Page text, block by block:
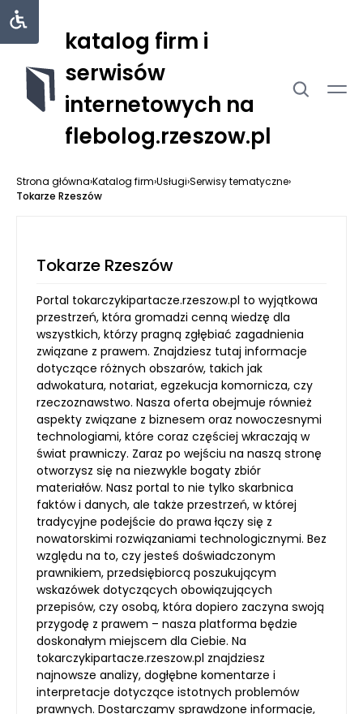
katalog firm i
serwisów
internetowych na
flebolog.rzeszow.pl
Strona główna›Katalog firm›Usługi›Serwisy tematyczne›
Tokarze Rzeszów
Tokarze Rzeszów
Portal tokarczykipartacze.rzeszow.pl to wyjątkowa
przestrzeń, która gromadzi cenną wiedzę dla
wszystkich, którzy pragną zgłębiać zagadnienia
związane z prawem. Znajdziesz tutaj informacje
dotyczące różnych obszarów, takich jak
adwokatura, notariat, egzekucja komornicza, czy
rzeczoznawstwo. Nasza oferta obejmuje również
aspekty związane z biznesem oraz nowoczesnymi
technologiami, które coraz częściej wkraczają w
świat prawniczy. Zaraz po wejściu na naszą stronę
otworzysz się na niezwykle bogaty zbiór
materiałów. Nasz portal to nie tylko skarbnica
faktów i danych, ale także przestrzeń, w której
tradycyjne podejście do prawa łączy się z
nowatorskimi rozwiązaniami technologicznymi. Bez
względu na to, czy jesteś doświadczonym
prawnikiem, przedsiębiorcą poszukującym
wskazówek dotyczących obowiązujących
przepisów, czy osobą, która dopiero zaczyna swoją
przygodę z prawem – nasza platforma będzie
doskonałym miejscem dla Ciebie. Na
tokarczykipartacze.rzeszow.pl znajdziesz
najnowsze analizy, dogłębne komentarze i
interpretacje dotyczące istotnych problemów
prawnych. Dostarczamy sprawdzone informacje,